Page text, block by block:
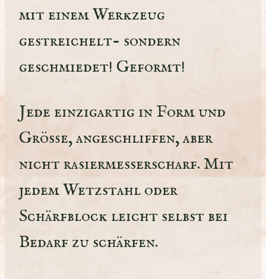
mit einem Werkzeug
gestreichelt- sondern
geschmiedet! Geformt!
Jede einzigartig in Form und
Größe, angeschliffen, aber
nicht rasiermesserscharf. Mit
jedem Wetzstahl oder
Schärfblock leicht selbst bei
Bedarf zu schärfen.